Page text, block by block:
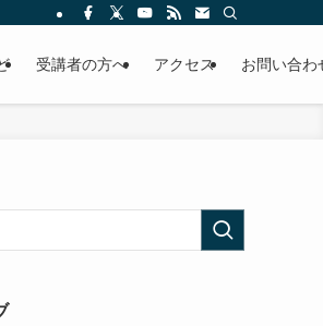
受講者の方へ アクセス お問い合わ